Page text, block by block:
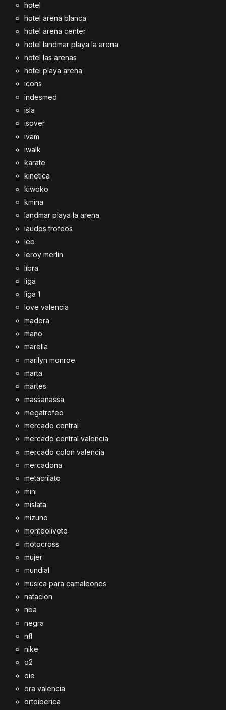
hotel
hotel arena blanca
hotel arena center
hotel landmar playa la arena
hotel las arenas
hotel playa arena
icons
indesmed
isla
isover
ivam
iwalk
karate
kinetica
kiwoko
kmina
landmar playa la arena
laudos trofeos
leo
leroy merlin
libra
liga
liga 1
love valencia
madera
mano
marella
marilyn monroe
marta
martes
massanassa
megatrofeo
mercado central
mercado central valencia
mercado colon valencia
mercadona
metacrilato
mini
mislata
mizuno
monteolivete
motocross
mujer
mundial
musica para camaleones
natacion
nba
negra
nfl
nike
o2
oie
ora valencia
ortoiberica